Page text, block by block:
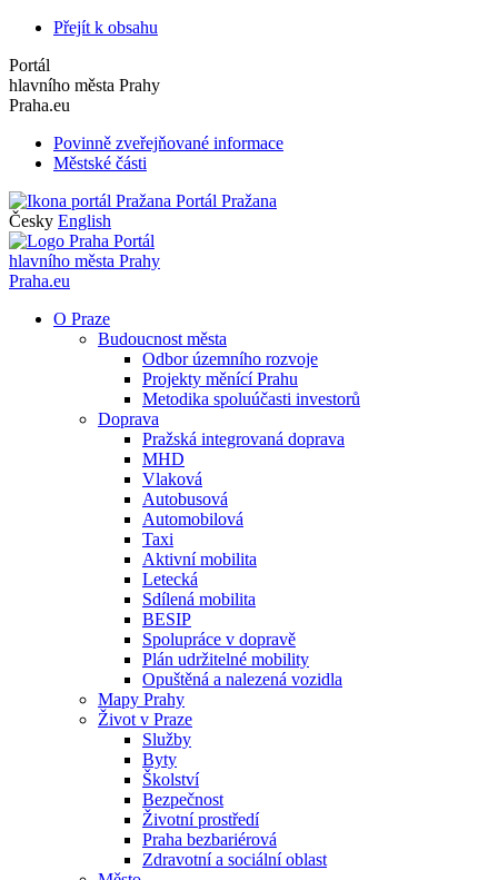
Přejít k obsahu
Portál
hlavního města Prahy
Praha.eu
Povinně zveřejňované informace
Městské části
Portál Pražana
Česky English
Portál
hlavního města Prahy
Praha.eu
O Praze
Budoucnost města
Odbor územního rozvoje
Projekty měnící Prahu
Metodika spoluúčasti investorů
Doprava
Pražská integrovaná doprava
MHD
Vlaková
Autobusová
Automobilová
Taxi
Aktivní mobilita
Letecká
Sdílená mobilita
BESIP
Spolupráce v dopravě
Plán udržitelné mobility
Opuštěná a nalezená vozidla
Mapy Prahy
Život v Praze
Služby
Byty
Školství
Bezpečnost
Životní prostředí
Praha bezbariérová
Zdravotní a sociální oblast